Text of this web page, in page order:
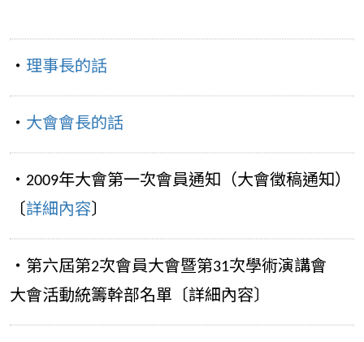
‧ 理事長的話
‧ 大會會長的話
‧2009年大會第一次會員通知（大會徵稿通知）
〔詳細內容〕
‧第六屆第2次會員大會暨第31次學術演講會
大會活動統籌幹部名單〔詳細內容〕